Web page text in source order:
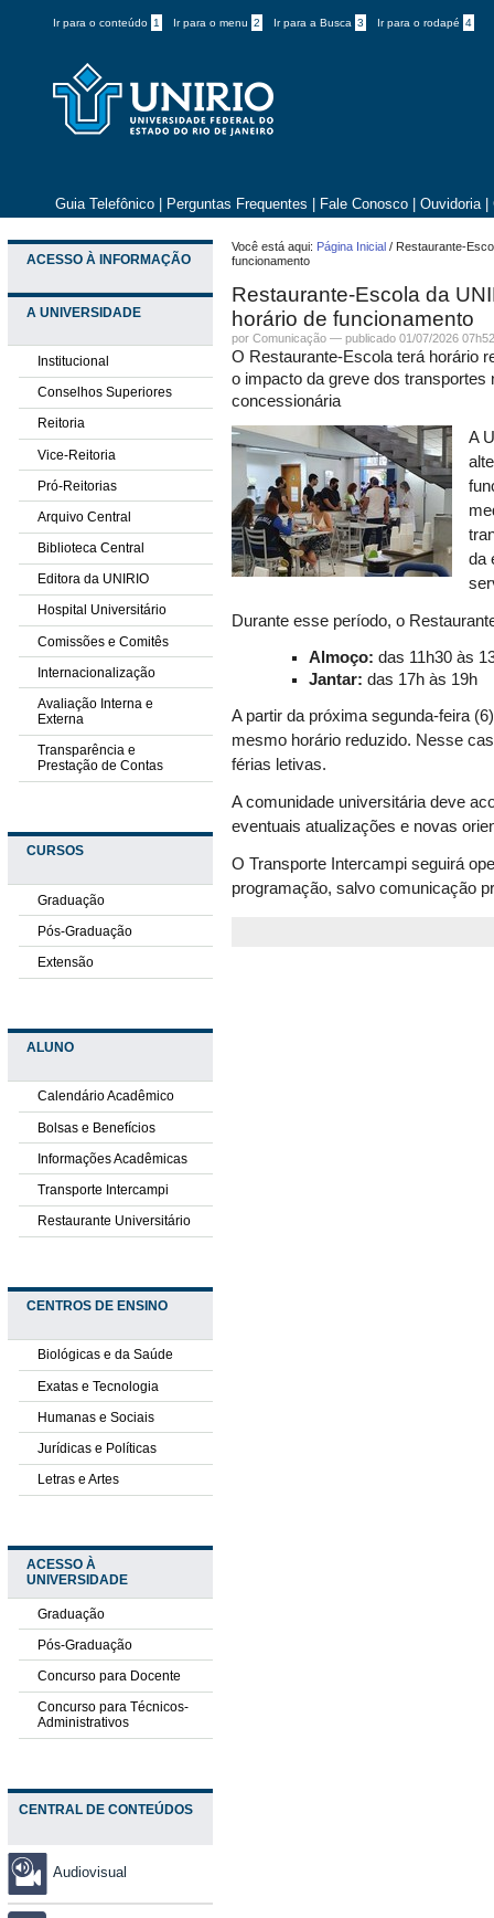
Ir para o conteúdo 1 Ir para o menu 2 Ir para a Busca 3 Ir para o rodapé 4
Guia Telefônico Perguntas Frequentes Fale Conosco Ouvidoria
ACESSO À INFORMAÇÃO
A UNIVERSIDADE
Institucional
Conselhos Superiores
Reitoria
Vice-Reitoria
Pró-Reitorias
Arquivo Central
Biblioteca Central
Editora da UNIRIO
Hospital Universitário
Comissões e Comitês
Internacionalização
Avaliação Interna e
Externa
Transparência e
Prestação de Contas
CURSOS
Graduação
Pós-Graduação
Extensão
ALUNO
Calendário Acadêmico
Bolsas e Benefícios
Informações Acadêmicas
Transporte Intercampi
Restaurante Universitário
CENTROS DE ENSINO
Biológicas e da Saúde
Exatas e Tecnologia
Humanas e Sociais
Jurídicas e Políticas
Letras e Artes
ACESSO À
UNIVERSIDADE
Graduação
Pós-Graduação
Concurso para Docente
Concurso para Técnicos-
Administrativos
CENTRAL DE CONTEÚDOS
Audiovisual
Você está aqui: Página Inicial / Restaurante-
funcionamento
Restaurante-Escola da
horário de funcionamento
porComunicação —publicado 01/07/2026
O Restaurante-Escola terá horário
o impacto da greve dos
concessionária
A
da
Durante esse período, o
Almoço: das 11h30 às
Jantar: das 17h às 19h
A partir da próxima segunda-feira
mesmo horário reduzido. Nesse
férias letivas.
A comunidade universitária deve
eventuais atualizações e novas
O Transporte Intercampi seguirá
programação, salvo comunicação